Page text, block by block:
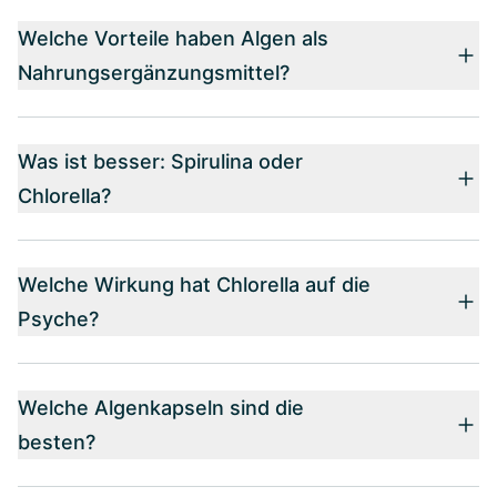
Welche Vorteile haben Algen als
Nahrungsergänzungsmittel?
Was ist besser: Spirulina oder
Chlorella?
Welche Wirkung hat Chlorella auf die
Psyche?
Welche Algenkapseln sind die
besten?